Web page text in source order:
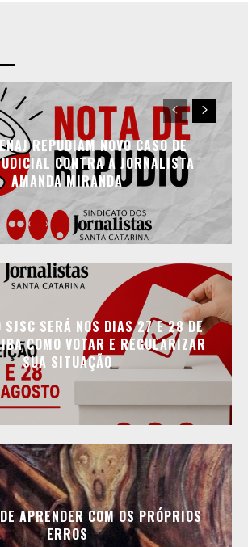
REPUDIAM NOVO CASO DE
CONTRA A JORNALISTA
AMANDA MIRANDA
SJSC SERÁ NOS DIAS 27 E 28 DE
COMO VOTAR E REGULARIZAR
SUA SITUAÇÃO
APRENDER COM OS PRÓPRIOS
ERROS